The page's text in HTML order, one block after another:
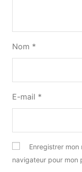
Nom *
E-mail *
Enregistrer
navigateur pour mon